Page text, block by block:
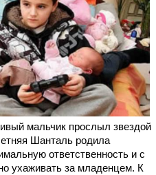
мальчик прослыл звездой
Шанталь родила
ответственность и с
ухаживать за младенцем. К